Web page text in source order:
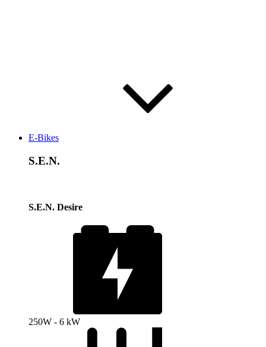
E-Bikes
S.E.N.
S.E.N. Desire
250W - 6 kW